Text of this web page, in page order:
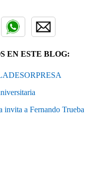
EN ESTE BLOG:
invita a Fernando Trueba